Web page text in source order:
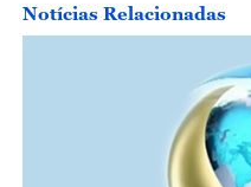
Notícias Relacionadas